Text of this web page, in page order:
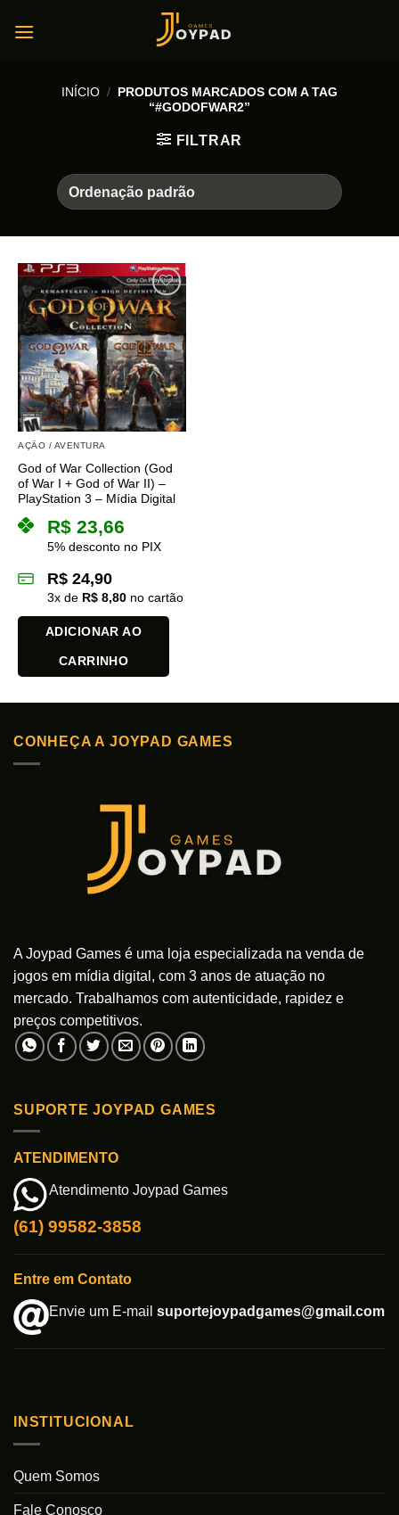
INÍCIO / PRODUTOS MARCADOS COM A TAG
“#GODOFWAR2”
FILTRAR
AÇÃO / AVENTURA
God of War Collection (God
of War I + God of War II) –
PlayStation 3 – Mídia Digital
R$ 23,66
5% desconto no PIX
R$ 24,90
3x de R$ 8,80 no cartão
ADICIONAR AO
CARRINHO
CONHEÇA A JOYPAD GAMES
A Joypad Games é uma loja especializada na venda de
jogos em mídia digital, com 3 anos de atuação no
mercado. Trabalhamos com autenticidade, rapidez e
preços competitivos.
SUPORTE JOYPAD GAMES
ATENDIMENTO
Atendimento Joypad Games
(61) 99582-3858
Entre em Contato
Envie um E-mail suportejoypadgames@gmail.com
INSTITUCIONAL
Quem Somos
Fale Conosco